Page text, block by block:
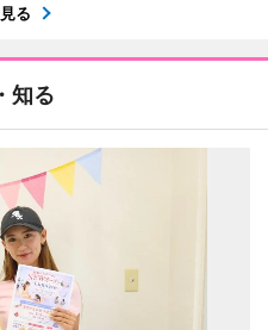
る
知る